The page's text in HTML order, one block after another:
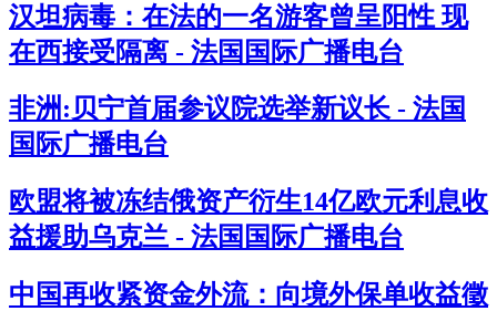
汉坦病毒：在法的一名游客曾呈阳性 现
在西接受隔离 - 法国国际广播电台
非洲:贝宁首届参议院选举新议长 - 法国
国际广播电台
欧盟将被冻结俄资产衍生14亿欧元利息收
益援助乌克兰 - 法国国际广播电台
中国再收紧资金外流：向境外保单收益徵